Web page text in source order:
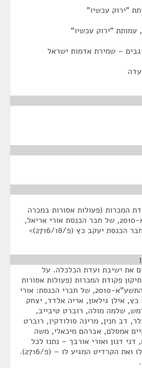
"ירוק עכשיו"
עמותת "ירוק עכשיו"
– שמירת אדמות ישראל
המכרות (פעולות אסורות במכרה
בלתי מורשה), התשע"א-2010, של חבר הכנסת אורי אריאל,
יעקב כץ (פ/2716/18)>
את ישיבת ועדת הכלכלה. על
פקודת המכרות (פעולות אסורות
במכרה בלתי מורשה), התשע"א-2010, של חברי הכנסת: אורי
כץ, אילן גילאון, אריה אלדד, יצחק
שלמה מולה, רוברט טיבייב,
דב חנין, מרינה סולודקין, רוברט
אמסלם, אברהם מיכאלי, משה
דנון ואורי אורבך – נתנו לכל
אחד את הכבוד המגיע לו ואת הקרדיט המגיע לו – (פ/2716).